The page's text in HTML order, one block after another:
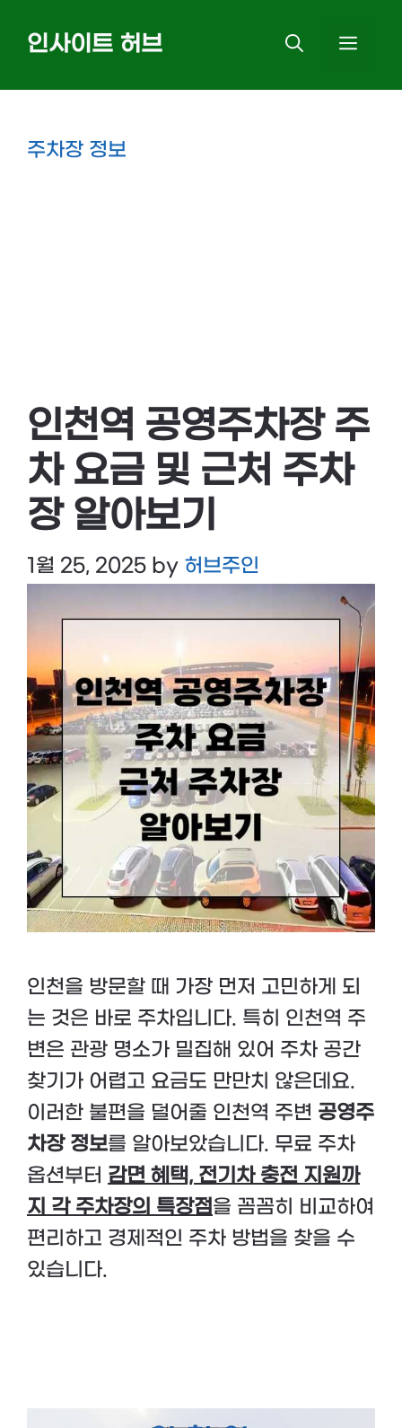
인사이트 허브
주차장 정보
인천역 공영주차장 주
차 요금 및 근처 주차
장 알아보기
1월 25, 2025 by 허브주인
인천을 방문할 때 가장 먼저 고민하게 되
는 것은 바로 주차입니다. 특히 인천역 주
변은 관광 명소가 밀집해 있어 주차 공간
찾기가 어렵고 요금도 만만치 않은데요.
이러한 불편을 덜어줄 인천역 주변 공영주
차장 정보를 알아보았습니다. 무료 주차
옵션부터 감면 혜택, 전기차 충전 지원까
지 각 주차장의 특장점을 꼼꼼히 비교하여
편리하고 경제적인 주차 방법을 찾을 수
있습니다.